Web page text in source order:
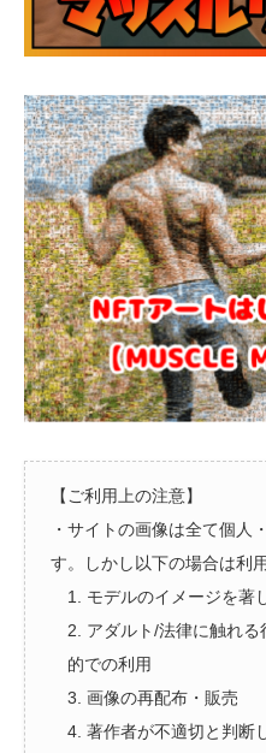
【ご利用上の注意】
・サイトの画像は全て個人
す。しかし以下の場合は利
1. モデルのイメージを著
2. アダルト/法律に触れる
的での利用
3. 画像の再配布・販売
4. 著作者が不適切と判断